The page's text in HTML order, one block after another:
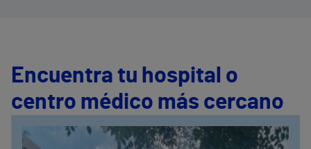
Encuentra tu hospital o
centro médico más cercano